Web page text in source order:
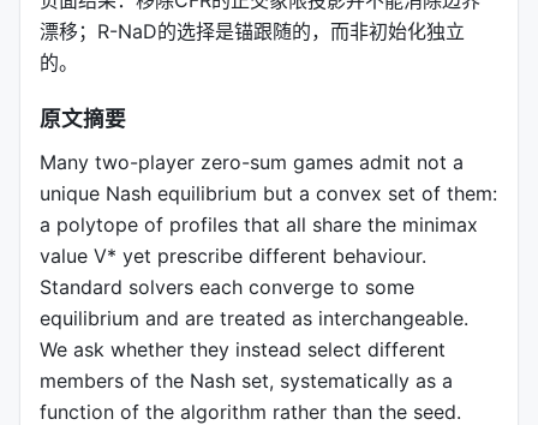
漂移；R-NaD的选择是锚跟随的，而非初始化独立
的。
原文摘要
Many two-player zero-sum games admit not a
unique Nash equilibrium but a convex set of them:
a polytope of profiles that all share the minimax
value V* yet prescribe different behaviour.
Standard solvers each converge to some
equilibrium and are treated as interchangeable.
We ask whether they instead select different
members of the Nash set, systematically as a
function of the algorithm rather than the seed.